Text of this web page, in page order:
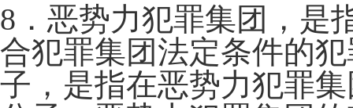
8．恶势力犯罪集团，是
合犯罪集团法定条件的
子，是指在恶势力犯罪